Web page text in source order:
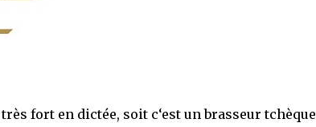
très fort en dictée, soit c‘est unbrasseur tchèque